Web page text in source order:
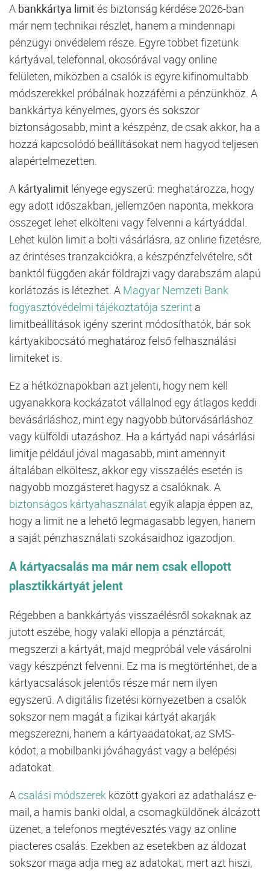
A bankkártya limités biztonság kérdése 2026-ban
már nem technikai részlet, hanem a mindennapi
pénzügyi önvédelem része. Egyre többet fizetünk
kártyával, telefonnal, okosórával vagy online
felületen, miközben a csalók is egyre kifinomultabb
módszerekkel próbálnak hozzáférni a pénzünkhöz. A
bankkártya kényelmes, gyors és sokszor
biztonságosabb, mint a készpénz, de csak akkor, ha a
hozzá kapcsolódó beállításokat nem hagyod teljesen
alapértelmezetten.
A kártyalimit lényege egyszerű: meghatározza, hogy
egy adott időszakban, jellemzően naponta, mekkora
összeget lehet elkölteni vagy felvenni a kártyáddal.
Lehet külön limit a bolti vásárlásra, az online fizetésre,
az érintéses tranzakciókra, a készpénzfelvételre, sőt
banktól függően akár földrajzi vagy darabszám alapú
korlátozás is létezhet. A Magyar Nemzeti Bank
fogyasztóvédelmi tájékoztatója szerint a
limitbeállítások igény szerint módosíthatók, bár sok
kártyakibocsátó meghatároz felső felhasználási
limiteket is.
Ez a hétköznapokban azt jelenti, hogy nem kell
ugyanakkora kockázatot vállalnod egy átlagos keddi
bevásárláshoz, mint egy nagyobb bútorvásárláshoz
vagy külföldi utazáshoz. Ha a kártyád napi vásárlási
limitje például jóval magasabb, mint amennyit
általában elköltesz, akkor egy visszaélés esetén is
nagyobb mozgásteret hagysz a csalóknak. A
biztonságos kártyahasználat egyik alapja éppen az,
hogy a limit ne a lehető legmagasabb legyen, hanem
a saját pénzhasználati szokásaidhoz igazodjon.
A kártyacsalás ma már nem csak ellopott
plasztikkártyát jelent
Régebben a bankkártyás visszaélésről sokaknak az
jutott eszébe, hogy valaki ellopja a pénztárcát,
megszerzi a kártyát, majd megpróbál vele vásárolni
vagy készpénzt felvenni. Ez ma is megtörténhet, de a
kártyacsalások jelentős része már nem ilyen
egyszerű. A digitális fizetési környezetben a csalók
sokszor nem magát a fizikai kártyát akarják
megszerezni, hanem a kártyaadatokat, az SMS-
kódot, a mobilbanki jóváhagyást vagy a belépési
adatokat.
Acsalási módszerek között gyakori az adathalász e-
mail, a hamis banki oldal, a csomagküldőnek álcázott
üzenet, a telefonos megtévesztés vagy az online
piacteres csalás. Ezekben az esetekben az áldozat
sokszor maga adja meg az adatokat, mert azt hiszi,